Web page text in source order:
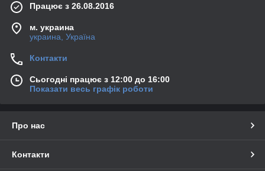
Працює з 26.08.2016
м. украина
украина, Україна
Контакти
Сьогодні працює з 12:00 до 16:00
Показати весь графік роботи
Про нас
Контакти